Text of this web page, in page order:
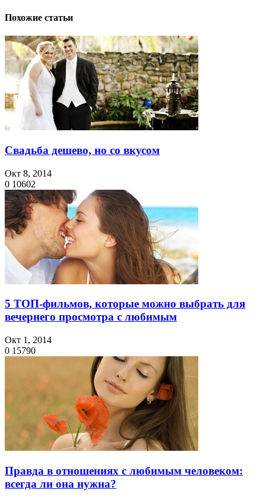
Похожие статьи
Свадьба дешево, но со вкусом
Окт 8, 2014
0 10602
5 ТОП-фильмов, которые можно выбрать для
вечернего просмотра с любимым
Окт 1, 2014
0 15790
Правда в отношениях с любимым человеком:
всегда ли она нужна?